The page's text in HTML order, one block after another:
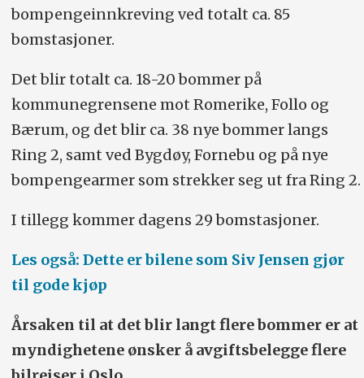
bompengeinnkreving ved totalt ca. 85
bomstasjoner.
Det blir totalt ca. 18-20 bommer på
kommunegrensene mot Romerike, Follo og
Bærum, og det blir ca. 38 nye bommer langs
Ring 2, samt ved Bygdøy, Fornebu og på nye
bompengearmer som strekker seg ut fra Ring 2.
I tillegg kommer dagens 29 bomstasjoner.
Les også: Dette er bilene som Siv Jensen gjør
til gode kjøp
Årsaken til at det blir langt flere bommer er at
myndighetene ønsker å avgiftsbelegge flere